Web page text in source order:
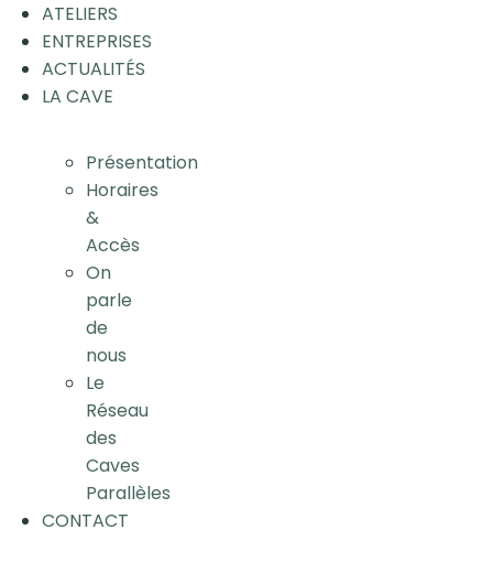
ATELIERS
ENTREPRISES
ACTUALITÉS
LA CAVE
Présentation
Horaires
&
Accès
On
parle
de
nous
Le
Réseau
des
Caves
Parallèles
CONTACT